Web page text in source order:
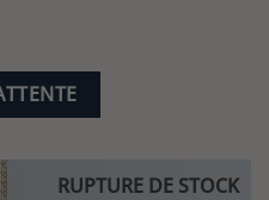
RUPTURE DE STOCK